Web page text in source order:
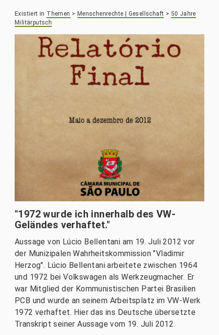
Existiert in Themen > Menschenrechte | Gesellschaft > 50 Jahre
Militärputsch
"1972 wurde ich innerhalb des VW-
Geländes verhaftet."
Aussage von Lúcio Bellentani am 19. Juli 2012 vor
der Munizipalen Wahrheitskommission "Vladimir
Herzog". Lúcio Bellentani arbeitete zwischen 1964
und 1972 bei Volkswagen als Werkzeugmacher. Er
war Mitglied der Kommunistischen Partei Brasilien
PCB und wurde an seinem Arbeitsplatz im VW-Werk
1972 verhaftet. Hier das ins Deutsche übersetzte
Transkript seiner Aussage vom 19. Juli 2012.